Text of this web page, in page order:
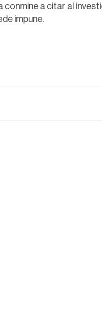
conmine a citar al
impune.